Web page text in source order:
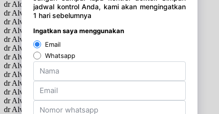
dr Alogo Octavianus Karuban SpA
dr Alvi Aulia Rahma SpBS
dr Alvin Abrar Harahap SpBS
dr Alvin H Hardjawinata SpAk
dr Alvin Hadisaputra SpS
dr Alvin Oktomy Putra
dr Alvin Reinaldo SpTHT
dr Alvin Setiawan SpOG
dr Alvina SpPK
dr Alvina Mpsi Psikologi
dr Alvira Rozalina SpPD
dr Alwi Shahab SpPDKEMD
dr Alwidya Rosyid Akhmad Permana SpPD